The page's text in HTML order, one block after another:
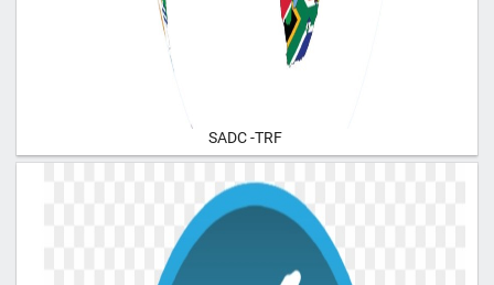
SADC -TRF